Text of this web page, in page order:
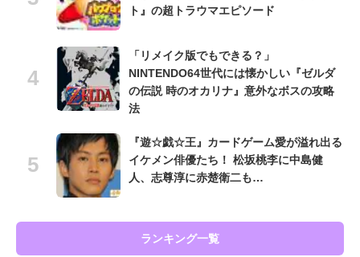
ト』の超トラウマエピソード
「リメイク版でもできる？」
NINTENDO64世代には懐かしい『ゼルダ
の伝説 時のオカリナ』意外なボスの攻略
法
『遊☆戯☆王』カードゲーム愛が溢れ出る
イケメン俳優たち！ 松坂桃李に中島健
人、志尊淳に赤楚衛二も…
ランキング一覧